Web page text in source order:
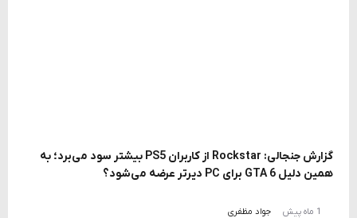
گزارش جنجالی: Rockstar از کاربران PS5 بیشتر سود می‌برد؛ به
همین دلیل GTA 6 برای PC دیرتر عرضه می‌شود؟
1 ماه پیش جواد مظفری